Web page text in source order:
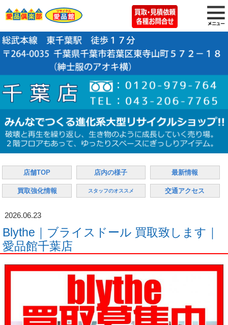
店舗TOP 店内の様子 最新情報
買取強化情報 スタッフのオススメ 交通アクセス
2026.06.23
Blythe｜ブライスドール 買取致します｜
愛品館千葉店